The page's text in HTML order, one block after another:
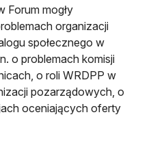
Forum mogły
organizacji
społecznego w
o problemach komisji
o roli WRDPP w
pozarządowych, o
oceniających oferty